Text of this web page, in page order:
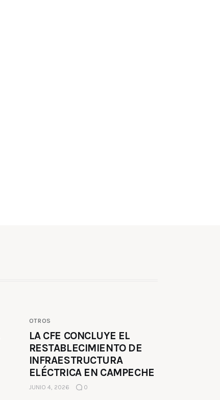
OTROS
LA CFE CONCLUYE EL
RESTABLECIMIENTO DE
INFRAESTRUCTURA
ELÉCTRICA EN CAMPECHE
JUNIO 4, 2026 0